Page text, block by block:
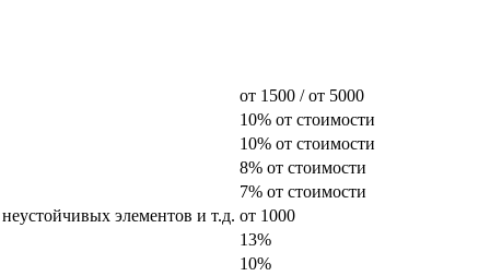
от 1500 / от 5000
10% от стоимости
10% от стоимости
8% от стоимости
7% от стоимости
элементов и т.д. от 1000
13%
10%